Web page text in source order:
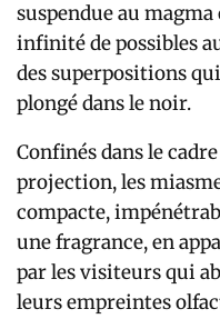
suspendue au
infinité de possibles
des superpositions
plongé dans le noir.
Confinés dans le
projection, les
compacte,
une fragrance, en
par les visiteurs qui
leurs empreintes